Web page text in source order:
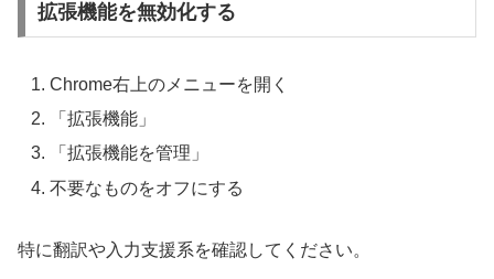
拡張機能を無効化する
Chrome右上のメニューを開く
「拡張機能」
「拡張機能を管理」
不要なものをオフにする
特に翻訳や入力支援系を確認してください。